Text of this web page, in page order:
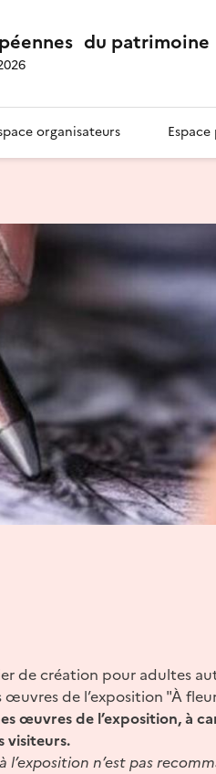
du patrimoine
organisateurs Espace
de création pour adultes
œuvres de l’exposition "À
œuvres de l’exposition, à
visiteurs.
à l’exposition n’est pas